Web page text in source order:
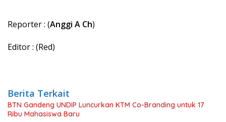
Reporter : (Anggi A Ch)
Editor : (Red)
Berita Terkait
BTN Gandeng UNDIP Luncurkan KTM Co-Branding untuk 17
Ribu Mahasiswa Baru